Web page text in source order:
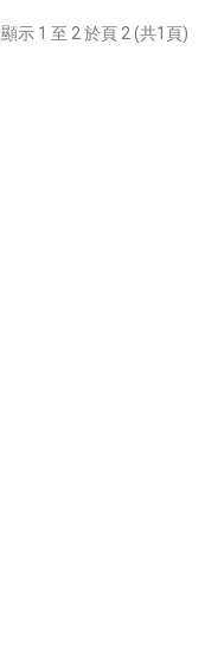
顯示 1 至 2 於頁 2 (共1頁)